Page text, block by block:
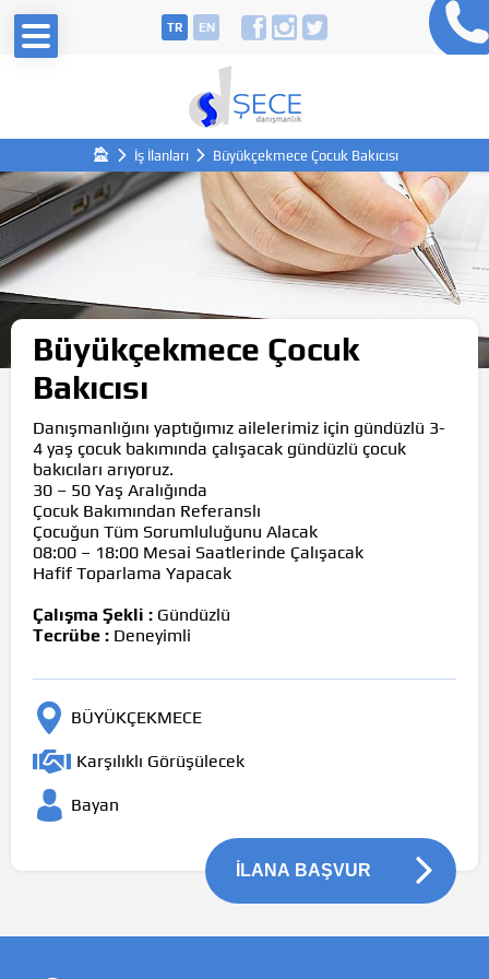
TR EN
İş İlanları Büyükçekmece Çocuk Bakıcısı
Büyükçekmece Çocuk
Bakıcısı
Danışmanlığını yaptığımız ailelerimiz için gündüzlü 3-
4 yaş çocuk bakımında çalışacak gündüzlü çocuk
bakıcıları arıyoruz.
30 – 50 Yaş Aralığında
Çocuk Bakımından Referanslı
Çocuğun Tüm Sorumluluğunu Alacak
08:00 – 18:00 Mesai Saatlerinde Çalışacak
Hafif Toparlama Yapacak
Çalışma Şekli : Gündüzlü
Tecrübe : Deneyimli
BÜYÜKÇEKMECE
Karşılıklı Görüşülecek
Bayan
İLANA BAŞVUR